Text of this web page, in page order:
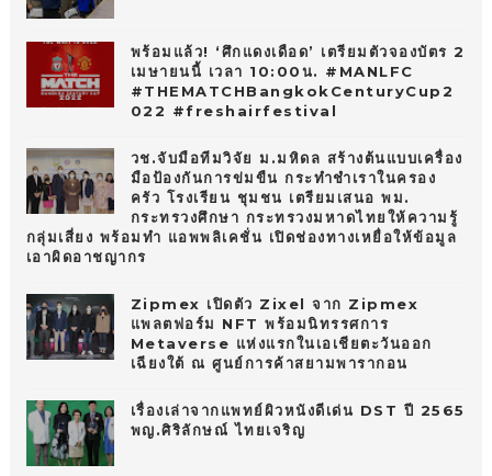
พร้อมแล้ว! ‘ศึกแดงเดือด’ เตรียมตัวจองบัตร 2
เมษายนนี้ เวลา 10:00น. #MANLFC
#THEMATCHBangkokCenturyCup2
022 #freshairfestival
วช.จับมือทีมวิจัย ม.มหิดล สร้างต้นแบบเครื่อง
มือป้องกันการข่มขืน กระทำชำเราในครอง
ครัว โรงเรียน ชุมชน เตรียมเสนอ พม.
กระทรวงศึกษา กระทรวงมหาดไทยให้ความรู้
กลุ่มเสี่ยง พร้อมทำ แอพพลิเคชั่น เปิดช่องทางเหยื่อให้ข้อมูล
เอาผิดอาชญากร
Zipmex เปิดตัว Zixel จาก Zipmex
แพลตฟอร์ม NFT พร้อมนิทรรศการ
Metaverse แห่งแรกในเอเชียตะวันออก
เฉียงใต้ ณ ศูนย์การค้าสยามพารากอน
เรื่องเล่าจากแพทย์ผิวหนังดีเด่น DST ปี 2565
พญ.ศิริลักษณ์ ไทยเจริญ